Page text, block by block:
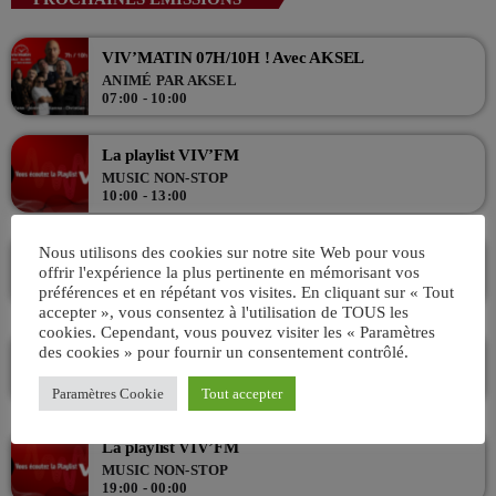
VIV’MATIN 07H/10H ! Avec AKSEL
ANIMÉ PAR AKSEL
07:00 - 10:00
La playlist VIV’FM
MUSIC NON-STOP
10:00 - 13:00
L’Aprèm avec Alex 13h/16h
LES APRÈMS EN DIRECT AVEC ALEX
13:00 - 16:00
VIV L’APREM 16h/19h avec Déborah !
16:00 - 19:00
La playlist VIV’FM
MUSIC NON-STOP
19:00 - 00:00
Nous utilisons des cookies sur notre site Web pour vous
offrir l'expérience la plus pertinente en mémorisant vos
préférences et en répétant vos visites. En cliquant sur « Tout
accepter », vous consentez à l'utilisation de TOUS les
cookies. Cependant, vous pouvez visiter les « Paramètres
des cookies » pour fournir un consentement contrôlé.
Paramètres Cookie Tout accepter